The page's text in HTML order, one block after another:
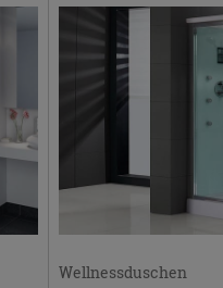
Wellnessduschen